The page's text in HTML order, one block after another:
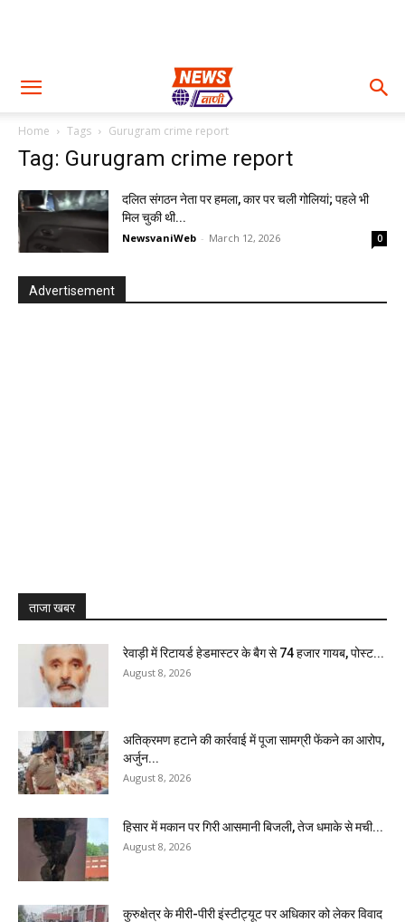
Home Tags Gurugram crime report
Tag: Gurugram crime report
दलित संगठन नेता पर हमला, कार पर चली गोलियां; पहले भी
मिल चुकी थी...
NewsvaniWeb - March 12, 2026 0
Advertisement
ताजा खबर
रेवाड़ी में रिटायर्ड हेडमास्टर के बैग से ₹74 हजार गायब, पोस्ट...
August 8, 2026
अतिक्रमण हटाने की कार्रवाई में पूजा सामग्री फेंकने का आरोप,
अर्जुन...
August 8, 2026
हिसार में मकान पर गिरी आसमानी बिजली, तेज धमाके से मची...
August 8, 2026
कुरुक्षेत्र के मीरी-पीरी इंस्टीट्यूट पर अधिकार को लेकर विवाद